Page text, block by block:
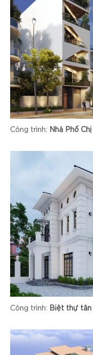
Công trình: Nhà Phố
Công trình: Biệt thự tân